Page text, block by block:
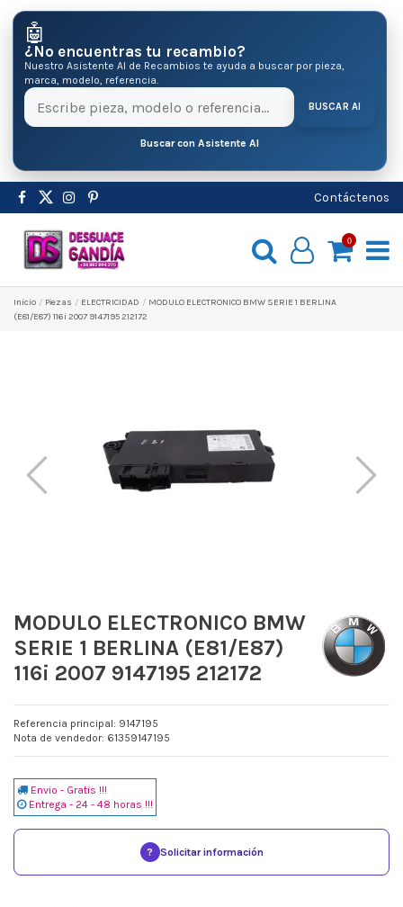
🤖
¿No encuentras tu recambio?
Nuestro Asistente AI de Recambios te ayuda a buscar por pieza,
marca, modelo, referencia.
BUSCAR AI
Buscar con Asistente AI
Contáctenos
0
Inicio Pіezas ELECTRICIDAD
MODULO ELECTRONICO BMW SERIE 1 BERLINA
(E81/E87) 116i 2007 9147195 212172
MODULO ELECTRONICO BMW
SERIE 1 BERLINA (E81/E87)
116i 2007 9147195 212172
Referencia principal: 9147195
Nota de vendedor: 61359147195
Envio - Gratis !!!
Entrega - 24 - 48 horas !!!
? Solicitar información